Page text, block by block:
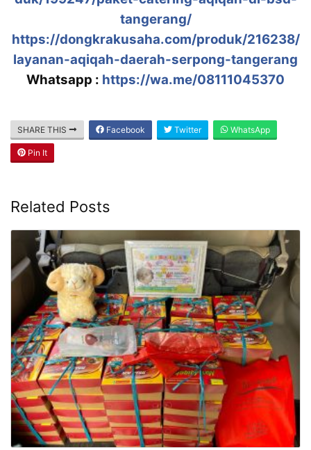
tangerang/
https://dongkrakusaha.com/produk/216238/
layanan-aqiqah-daerah-serpong-tangerang
Whatsapp : https://wa.me/08111045370
SHARE THIS Facebook Twitter WhatsApp
Pin It
Related Posts